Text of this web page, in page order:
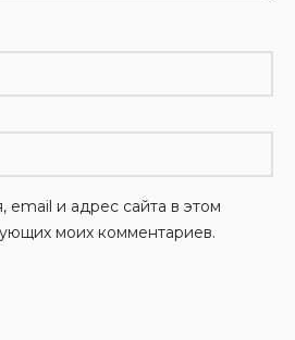
email и адрес сайта в этом
моих комментариев.